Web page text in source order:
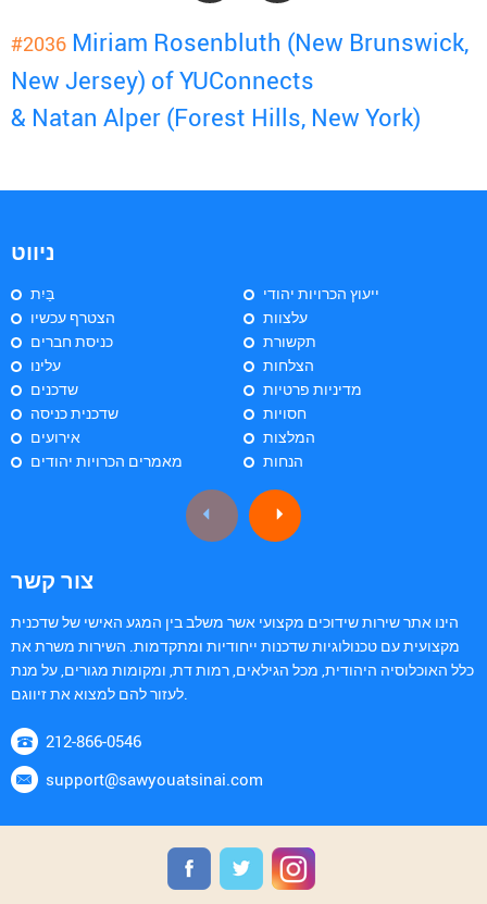
#2036 Miriam Rosenbluth (New Brunswick,
New Jersey) of YUConnects
& Natan Alper (Forest Hills, New York)
ניווט
בַּיִת
הצטרף עכשיו
כניסת חברים
עלינו
שדכנים
שדכנית כניסה
אירועים
מאמרים הכרויות יהודים
ייעוץ הכרויות יהודי
עלצוות
תקשורת
הצלחות
מדיניות פרטיות
חסויות
המלצות
הנחות
צור קשר
הינו אתר שירות שידוכים מקצועי אשר משלב בין המגע האישי של שדכנית
מקצועית עם טכנולוגיות שדכנות ייחודיות ומתקדמות. השירות משרת את
כלל האוכלוסיה היהודית, מכל הגילאים, רמות דת, ומקומות מגורים, על מנת
לעזור להם למצוא את זיווגם.
212-866-0546
support@sawyouatsinai.com